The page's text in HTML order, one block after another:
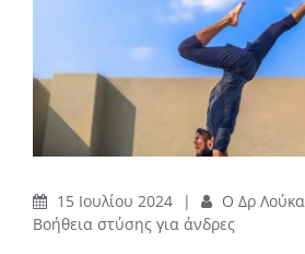
15 Ιουλίου 2024 | Ο Δρ
Βοήθεια στύσης για άνδρες